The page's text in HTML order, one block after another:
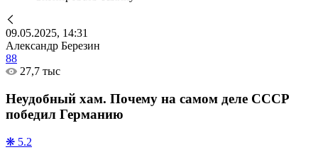
09.05.2025, 14:31
Александр Березин
88
27,7 тыс
Неудобный хам. Почему на самом деле СССР
победил Германию
❋ 5.2